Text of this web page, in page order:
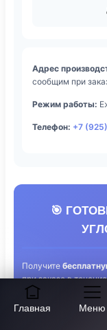
Главная Меню
Адрес
сообщим при
Режим работы:
Телефон: +7
🎯
Получите
при заказе в
✅